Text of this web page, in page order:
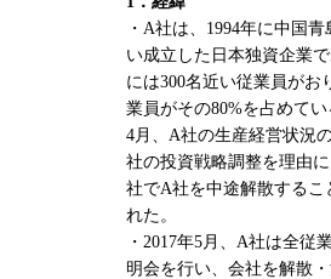
・A社は、1994年に中国
い成立した日本独資企業
には300名近い従業員がお
業員がその80%を占めてい
4月、A社の生産経営状況
社の投資戦略調整を理由
社でA社を中途解散するこ
れた。
・2017年5月、A社は全従
明会を行い、会社を解散